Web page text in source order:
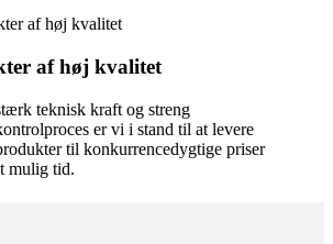
af høj kvalitet
teknisk kraft og streng
er vi i stand til at levere
til konkurrencedygtige priser
mulig tid.